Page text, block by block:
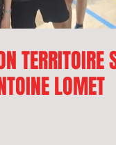
TERRITOIRE
ANTOINE LOMET